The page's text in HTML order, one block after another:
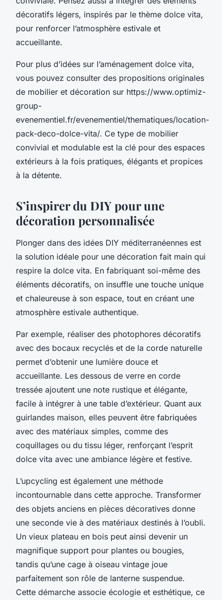
décoratifs légers, inspirés par le thème dolce vita,
pour renforcer l’atmosphère estivale et
accueillante.
Pour plus d’idées sur l’aménagement dolce vita,
vous pouvez consulter des propositions originales
de mobilier et décoration sur https://www.optimiz-
group-
evenementiel.fr/evenementiel/thematiques/location-
pack-deco-dolce-vita/. Ce type de mobilier
convivial et modulable est la clé pour des espaces
extérieurs à la fois pratiques, élégants et propices
à la détente.
S’inspirer du DIY pour une
décoration personnalisée
Plonger dans des idées DIY méditerranéennes est
la solution idéale pour une décoration fait main qui
respire la dolce vita. En fabriquant soi-même des
éléments décoratifs, on insuffle une touche unique
et chaleureuse à son espace, tout en créant une
atmosphère estivale authentique.
Par exemple, réaliser des photophores décoratifs
avec des bocaux recyclés et de la corde naturelle
permet d’obtenir une lumière douce et
accueillante. Les dessous de verre en corde
tressée ajoutent une note rustique et élégante,
facile à intégrer à une table d’extérieur. Quant aux
guirlandes maison, elles peuvent être fabriquées
avec des matériaux simples, comme des
coquillages ou du tissu léger, renforçant l’esprit
dolce vita avec une ambiance légère et festive.
L’upcycling est également une méthode
incontournable dans cette approche. Transformer
des objets anciens en pièces décoratives donne
une seconde vie à des matériaux destinés à l’oubli.
Un vieux plateau en bois peut ainsi devenir un
magnifique support pour plantes ou bougies,
tandis qu’une cage à oiseau vintage joue
parfaitement son rôle de lanterne suspendue.
Cette démarche associe écologie et esthétique, ce